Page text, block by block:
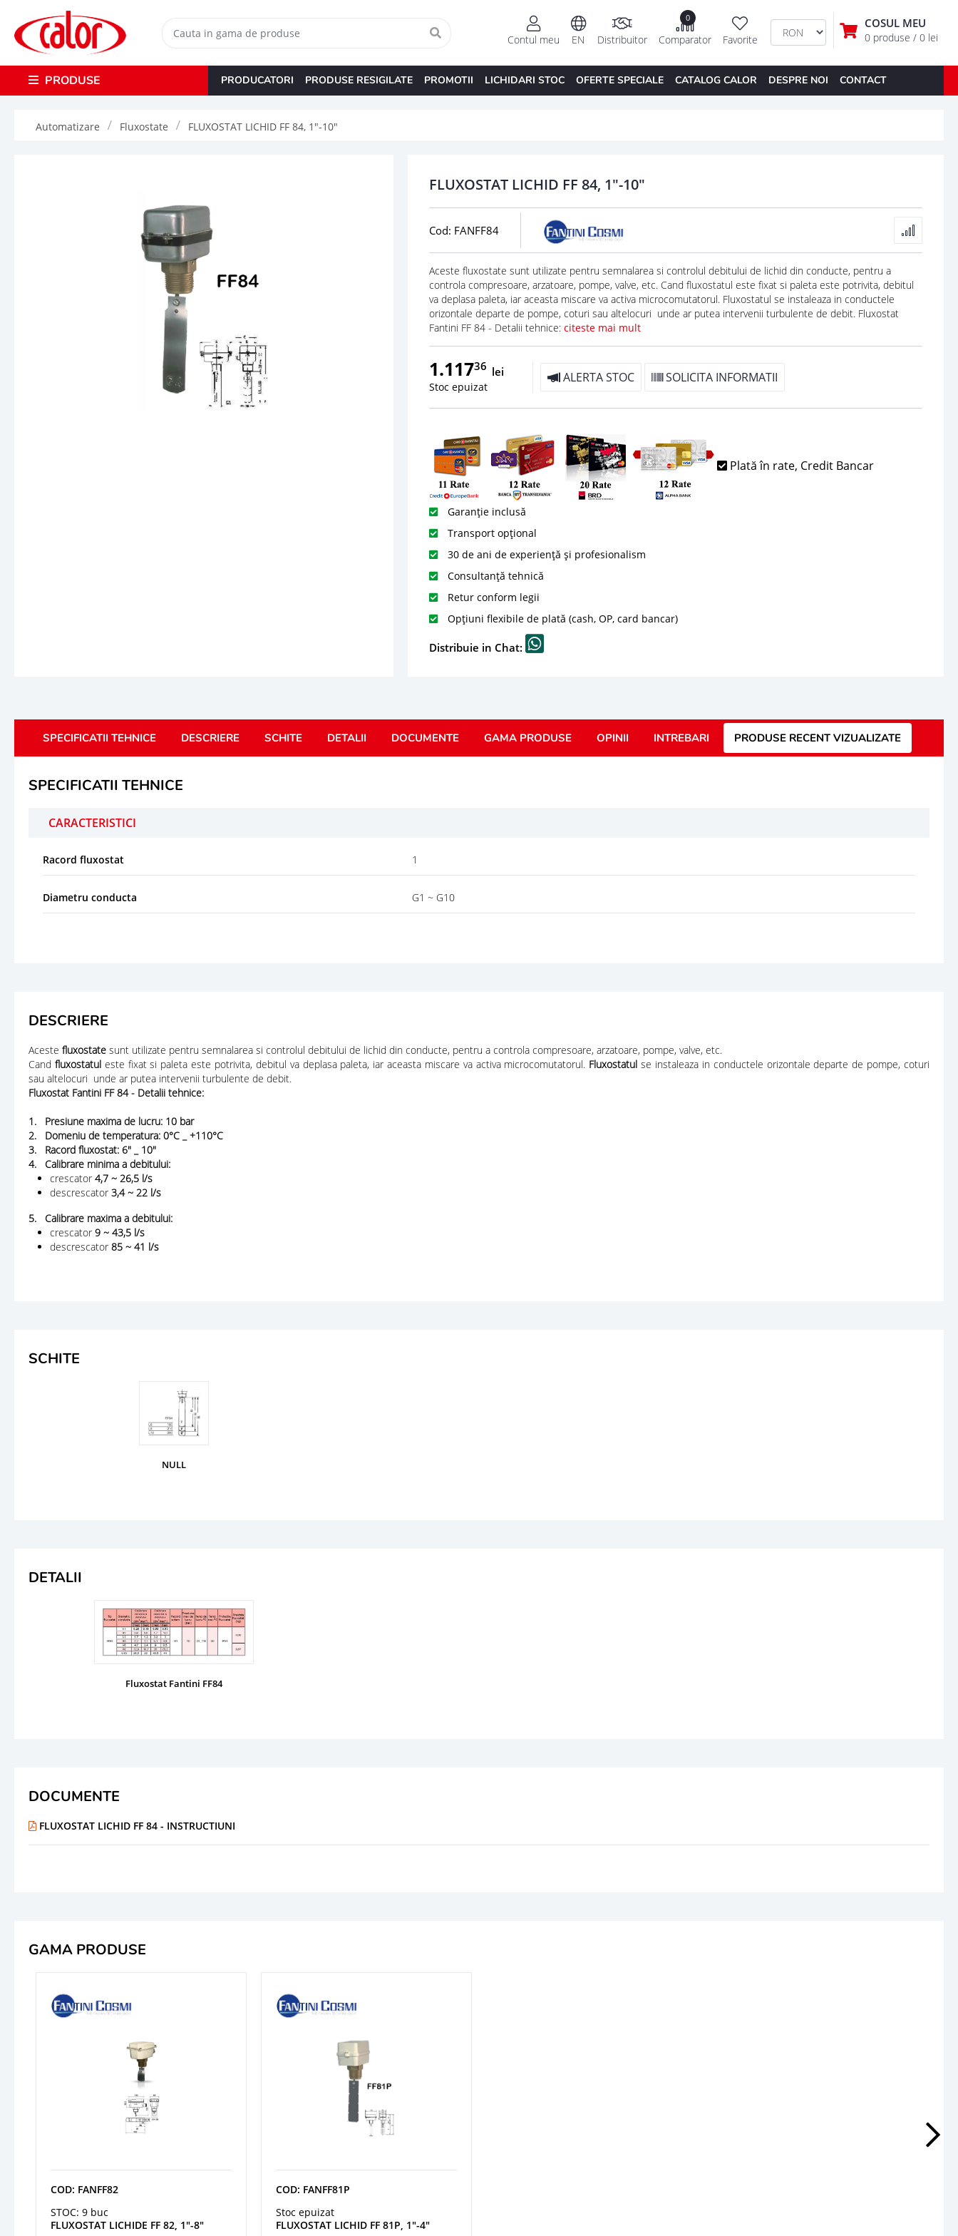
COSUL MEU
0 produse / 0 lei
Favorite
0
Comparator
Distribuitor
EN
Contul meu
PRODUSE PRODUCATORI PRODUSE RESIGILATE PROMOTII LICHIDARI STOC OFERTE SPECIALE CATALOG CALOR DESPRE NOI CONTACT
Automatizare Fluxostate FLUXOSTAT LICHID FF 84, 1"-10"
FLUXOSTAT LICHID FF 84, 1"-10"
Cod: FANFF84
Aceste fluxostate sunt utilizate pentru semnalarea si controlul debitului de lichid din conducte, pentru a
controla compresoare, arzatoare, pompe, valve, etc. Cand fluxostatul este fixat si paleta este potrivita, debitul
va deplasa paleta, iar aceasta miscare va activa microcomutatorul. Fluxostatul se instaleaza in conductele
orizontale departe de pompe, coturi sau altelocuri unde ar putea intervenii turbulente de debit. Fluxostat
Fantini FF 84 - Detalii tehnice: citeste mai mult
1.11736 lei
Stoc epuizat
ALERTA STOC SOLICITA INFORMATII
Plată în rate, Credit Bancar
Garanție inclusă
Transport opțional
30 de ani de experiență și profesionalism
Consultanță tehnică
Retur conform legii
Opțiuni flexibile de plată (cash, OP, card bancar)
Distribuie in Chat:
SPECIFICATII TEHNICE DESCRIERE SCHITE DETALII DOCUMENTE GAMA PRODUSE OPINII INTREBARI PRODUSE RECENT VIZUALIZATE
SPECIFICATII TEHNICE
CARACTERISTICI
Racord fluxostat 1
Diametru conducta G1 ~ G10
DESCRIERE
Aceste fluxostate sunt utilizate pentru semnalarea si controlul debitului de lichid din conducte, pentru a controla compresoare, arzatoare, pompe, valve, etc.
Cand fluxostatuleste fixat si paleta este potrivita, debitul va deplasa paleta, iar aceasta miscare va activa microcomutatorul. Fluxostatulse instaleaza in conductele orizontale departe de pompe, coturi
sau altelocuri unde ar putea intervenii turbulente de debit.
Fluxostat Fantini FF 84 - Detalii tehnice:
1. Presiune maxima de lucru: 10 bar
2. Domeniu de temperatura: 0°C _ +110°C
3. Racord fluxostat: 6" _ 10"
4. Calibrare minima a debitului:
crescator 4,7 ~ 26,5 l/s
descrescator 3,4 ~ 22 l/s
5. Calibrare maxima a debitului:
crescator 9 ~ 43,5 l/s
descrescator 85 ~ 41 l/s
SCHITE
NULL
DETALII
Fluxostat Fantini FF84
DOCUMENTE
FLUXOSTAT LICHID FF 84 - INSTRUCTIUNI
GAMA PRODUSE
COD: FANFF82
STOC: 9 buc
FLUXOSTAT LICHIDE FF 82, 1"-8"
COD: FANFF81P
Stoc epuizat
FLUXOSTAT LICHID FF 81P, 1"-4"